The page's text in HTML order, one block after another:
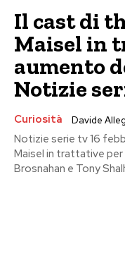
Il cast di
Maisel in
aumento
Notizie
Curiosità Davide
Notizie serie tv 16
Maisel in trattative per
Brosnahan e Tony